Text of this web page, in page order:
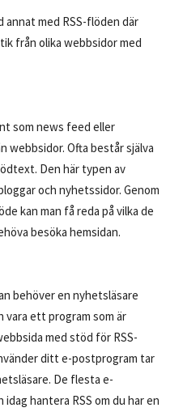
med RSS-flöden där
från olika webbsidor med
som news feed eller
Ofta består själva
Den här typen av
och nyhetssidor. Genom
kan man få reda på vilka de
besöka hemsidan.
behöver en nyhetsläsare
vara ett program som är
med stöd för RSS-
ditt e-postprogram tar
De flesta e-
hantera RSS om du har en